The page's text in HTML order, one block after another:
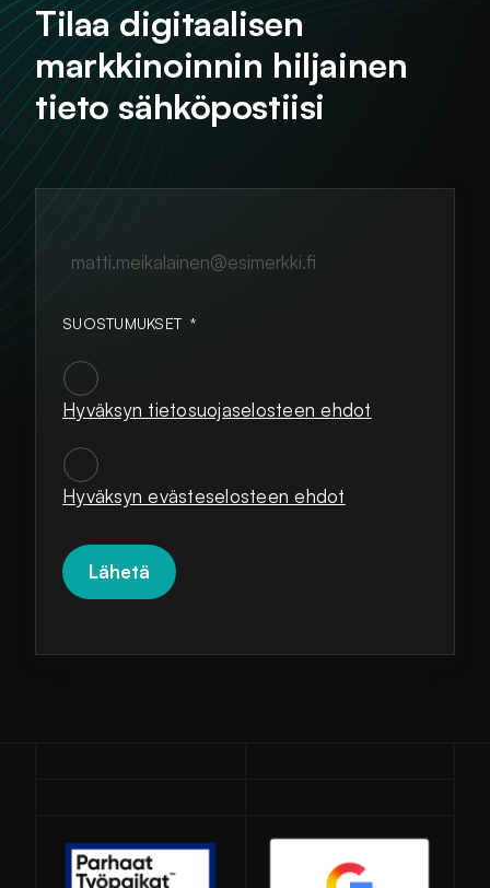
Tilaa digitaalisen
markkinoinnin hiljainen
tieto sähköpostiisi
SUOSTUMUKSET *
Hyväksyn tietosuojaselosteen ehdot
SUOSTUMUKSET
Hyväksyn evästeselosteen ehdot